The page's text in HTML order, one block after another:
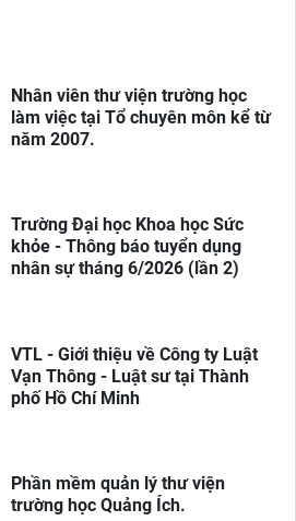
Nhân viên thư viện trường học
làm việc tại Tổ chuyên môn kể từ
năm 2007.
Trường Đại học Khoa học Sức
khỏe - Thông báo tuyển dụng
nhân sự tháng 6/2026 (lần 2)
VTL - Giới thiệu về Công ty Luật
Vạn Thông - Luật sư tại Thành
phố Hồ Chí Minh
Phần mềm quản lý thư viện
trường học Quảng Ích.